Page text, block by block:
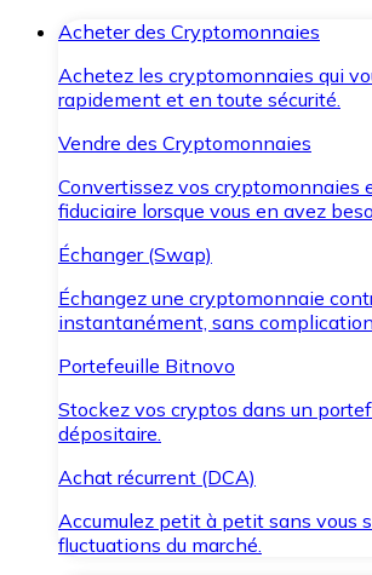
Acheter des Cryptomonnaies
Achetez les cryptomonnaies qui
rapidement et en toute sécurité.
Vendre des Cryptomonnaies
Convertissez vos cryptomonnaies
fiduciaire lorsque vous en avez
Échanger (Swap)
Échangez une cryptomonnaie
instantanément, sans
Portefeuille Bitnovo
Stockez vos cryptos dans un
dépositaire.
Achat récurrent (DCA)
Accumulez petit à petit sans vous
fluctuations du marché.